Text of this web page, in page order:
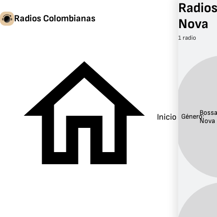
Radios Colombianas
Inicio
Nova
1 radio
Género:Bossa
Nova